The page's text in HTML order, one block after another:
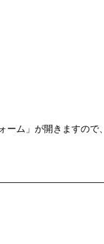
ム」が開きますので、